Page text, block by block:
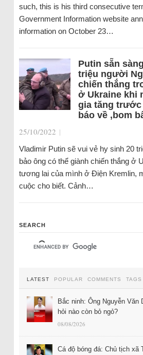
such, this is his third consecutive
Government Information website
information on October 23…
Putin sẵn
triệu người
chiến thắng
ở Ukraine khi
gia tăng
báo về ‚bom
25/10/2022 |
Vladimir Putin sẽ vui vẻ hy sinh 20
bảo ông có thể giành chiến thắng ở
tương lai của mình ở Điện Kremlin,
cuộc cho biết. Cảnh…
SEARCH
LATEST POPULAR COMMENTS TAGS
Bắc ninh: Ông Nguyễn Văn
hỏi nào còn bỏ ngỏ?
08/08/2026
Cá độ bóng đá: Chủ tịch xã